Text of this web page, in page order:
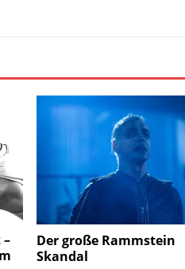
Der große Rammstein
Skandal